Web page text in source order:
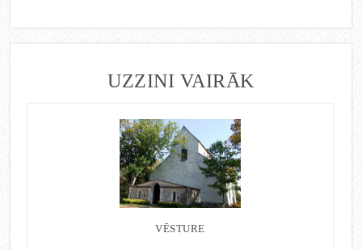
UZZINI VAIRĀK
VĒSTURE